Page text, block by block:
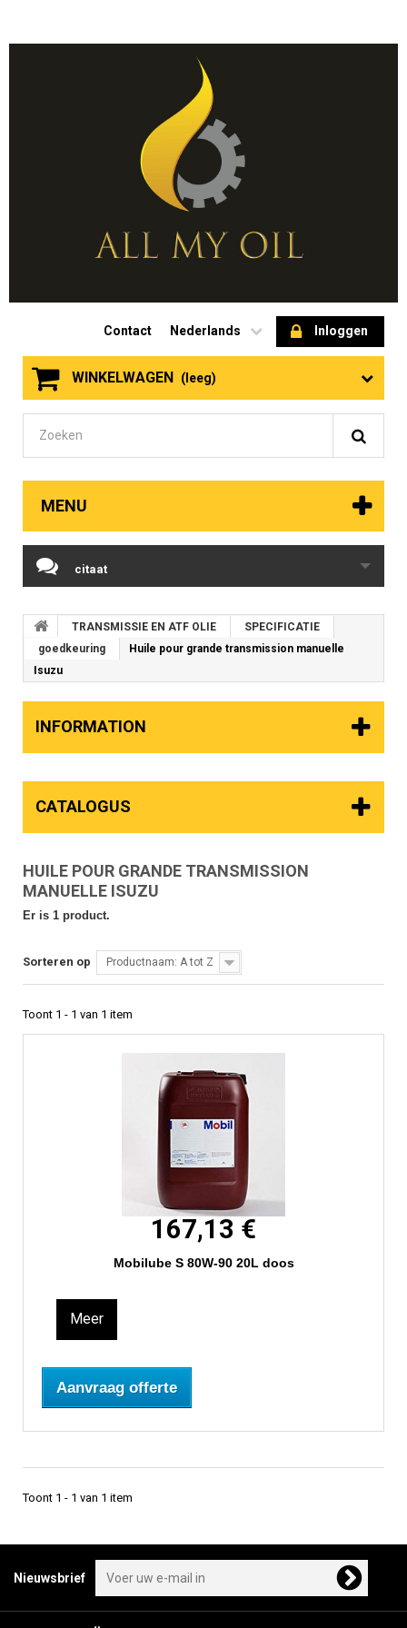
Inloggen
Nederlands
Contact
WINKELWAGEN (leeg)
MENU
citaat
TRANSMISSIE EN ATF OLIE
SPECIFICATIE
goedkeuring
Huile pour grande transmission manuelle
Isuzu
INFORMATION
CATALOGUS
HUILE POUR GRANDE TRANSMISSION
MANUELLE ISUZU
Er is 1 product.
Sorteren op Productnaam: A tot Z
Toont 1 - 1 van 1 item
167,13 €
Mobilube S 80W-90 20L doos
Meer
Aanvraag offerte
Toont 1 - 1 van 1 item
Nieuwsbrief